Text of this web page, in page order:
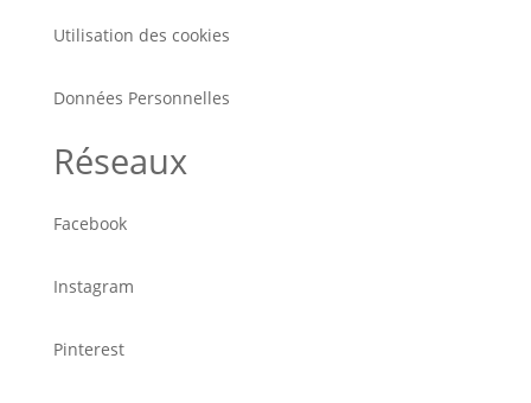
Utilisation des cookies
Données Personnelles
Réseaux
Facebook
Instagram
Pinterest